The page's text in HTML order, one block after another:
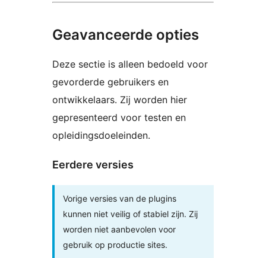
Geavanceerde opties
Deze sectie is alleen bedoeld voor
gevorderde gebruikers en
ontwikkelaars. Zij worden hier
gepresenteerd voor testen en
opleidingsdoeleinden.
Eerdere versies
Vorige versies van de plugins
kunnen niet veilig of stabiel zijn. Zij
worden niet aanbevolen voor
gebruik op productie sites.